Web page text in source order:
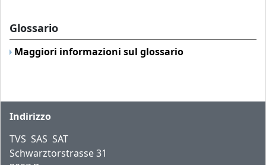
Glossario
Maggiori informazioni sul glossario
Piè di pagina
Indirizzo
TVS SAS SAT
Schwarztorstrasse 31